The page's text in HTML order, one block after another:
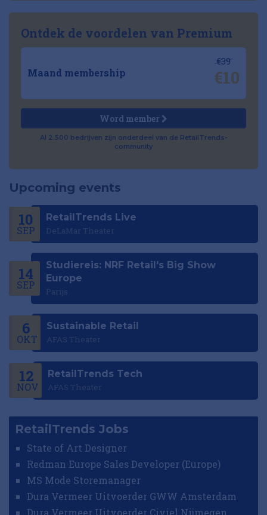
Ontdek de voordelen van Premium
Maand membership
€39
€10
Word member
Al 2.500 bedrijven zijn onderdeel van de RetailTrends-
community
Upcoming events
10
SEP
RetailTrends Live
DeLaMar Theater
14
SEP
Studiereis: NRF Retail's Big Show
Europe
Parijs
6
OKT
Sustainable Retail
AFAS Theater
12
NOV
RetailTrends Tech
AFAS Theater
RetailTrends Jobs
State of Art Designer
Redman Europe Sales Developer (Europe)
MS Mode Storemanager
Dura Vermeer Uitvoerder GWW Amsterdam
Dura Vermeer Uitvoerder Civiel Nijmegen